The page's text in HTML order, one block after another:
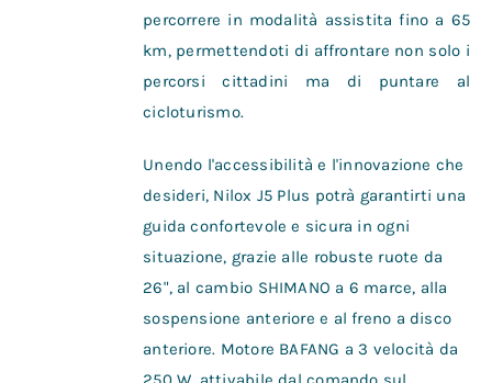
percorrere in modalità assistita fino a 65
km, permettendoti di affrontare non solo i
percorsi cittadini ma di puntare al
cicloturismo.
Unendo l'accessibilità e l'innovazione che
desideri, Nilox J5 Plus potrà garantirti una
guida confortevole e sicura in ogni
situazione, grazie alle robuste ruote da
26", al cambio SHIMANO a 6 marce, alla
sospensione anteriore e al freno a disco
anteriore. Motore BAFANG a 3 velocità da